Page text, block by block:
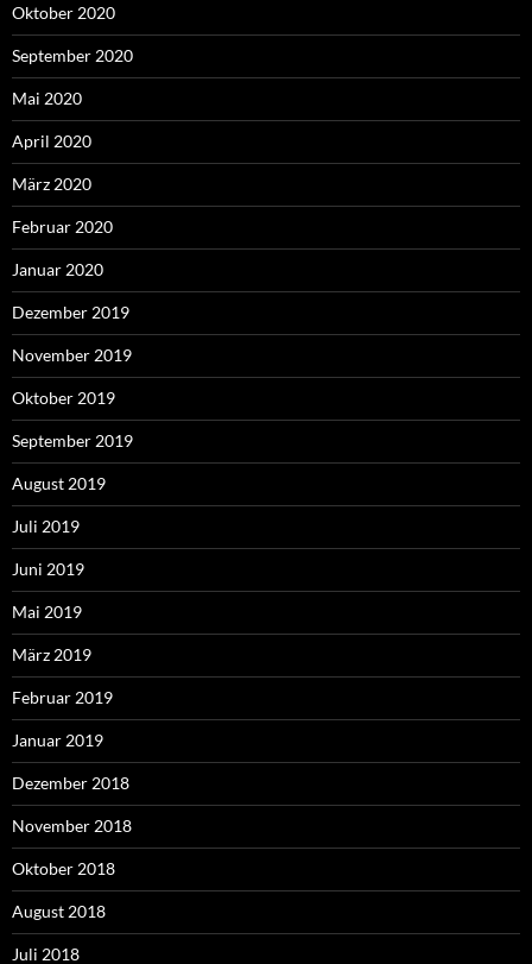
Oktober 2020
September 2020
Mai 2020
April 2020
März 2020
Februar 2020
Januar 2020
Dezember 2019
November 2019
Oktober 2019
September 2019
August 2019
Juli 2019
Juni 2019
Mai 2019
März 2019
Februar 2019
Januar 2019
Dezember 2018
November 2018
Oktober 2018
August 2018
Juli 2018